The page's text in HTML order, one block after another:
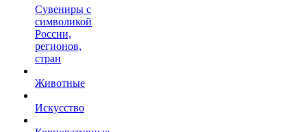
Сувениры с
символикой
России,
регионов,
стран
Животные
Искусство